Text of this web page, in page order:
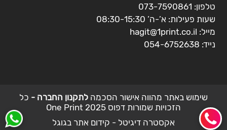
טלפון: 073-7590861
שעות פעילות: א’-ה’ 08:30-15:30
מייל: hagit@1print.co.il
נייד: 054-6752638
שימוש באתר מהווה אישור הסכמה לתקנון החברה - כל
הזכויות שמורות דפוס 2025 One Print
אקסטרה דיגיטל - קידום אתר בגוגל